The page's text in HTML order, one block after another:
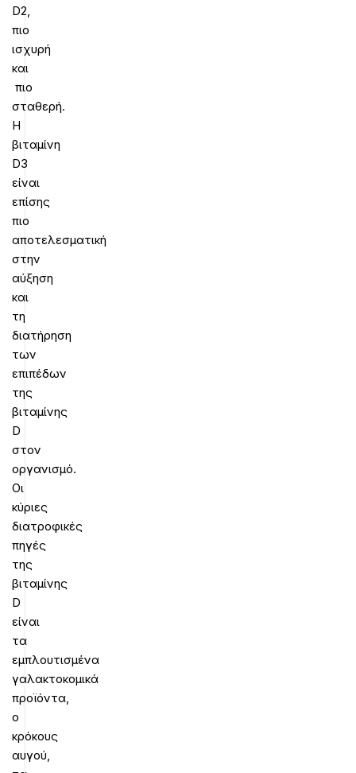
D2,
πιο
ισχυρή
και
πιο
σταθερή.
Η
βιταμίνη
D3
είναι
επίσης
πιο
αποτελεσματική
στην
αύξηση
και
τη
διατήρηση
των
επιπέδων
της
βιταμίνης
D
στον
οργανισμό.
Οι
κύριες
διατροφικές
πηγές
της
βιταμίνης
D
είναι
τα
εμπλουτισμένα
γαλακτοκομικά
προϊόντα,
ο
κρόκους
αυγού,